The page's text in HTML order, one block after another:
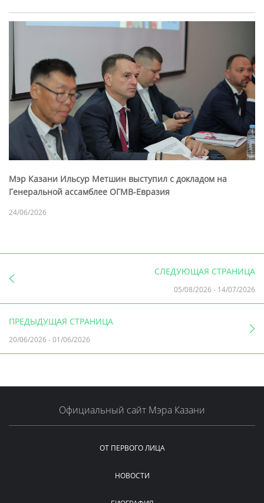
Мэр Казани Ильсур Метшин выступил с докладом на
Генеральной ассамблее ОГМВ-Евразия
24/06/2026
СЛЕДУЮЩАЯ СТРАНИЦА
05/08/2026 - 14/07/2026
ПРЕДЫДУЩАЯ СТРАНИЦА
20/06/2026 -01/06/2026
Официальный сайт Мэра Казани
ОТ ПЕРВОГО ЛИЦА
НОВОСТИ